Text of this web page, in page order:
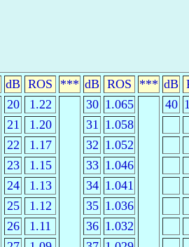
dB ROS *** dB ROS *** dB
20 1.22 30 1.065 40
21 1.20 31 1.058
22 1.17 32 1.052
23 1.15 33 1.046
24 1.13 34 1.041
25 1.12 35 1.036
26 1.11 36 1.032